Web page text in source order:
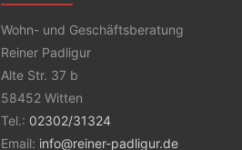
Wohn- und Geschäftsberatung
Reiner Padligur
Alte Str. 37 b
58452 Witten
Tel.: 02302/31324
Email: info@reiner-padligur.de